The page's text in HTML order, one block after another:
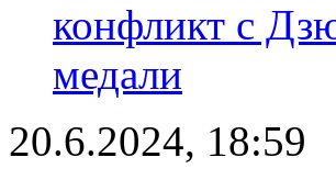
конфликт с
медали
20.6.2024, 18:59